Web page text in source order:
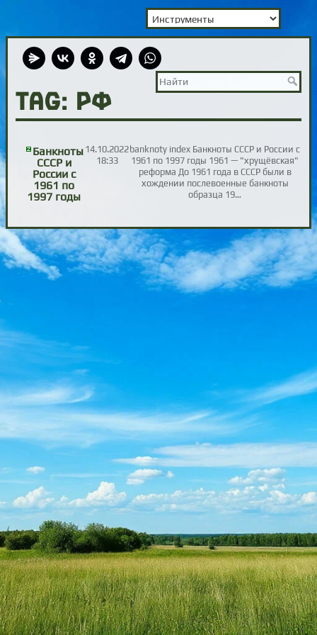
TAG: РФ
Банкноты
СССР и
России с
1961 по
1997 годы
14.10.2022
18:33
banknoty index Банкноты СССР и России с
1961 по 1997 годы 1961 — "хрущёвская"
реформа До 1961 года в СССР были в
хождении послевоенные банкноты
образца 19…